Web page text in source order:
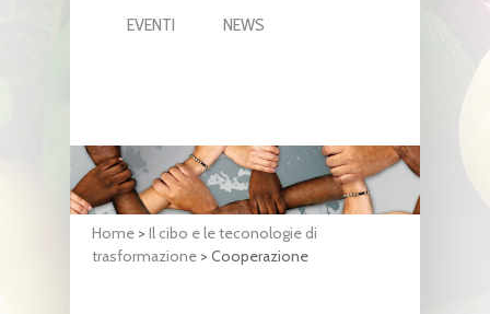
EVENTI NEWS
Home > Il cibo e le teconologie di
trasformazione > Cooperazione